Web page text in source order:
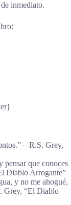
de inmediato.
Grey,
pensar que conoces
Diablo Arrogante”
y no me ahogué,
Grey, “El Diablo